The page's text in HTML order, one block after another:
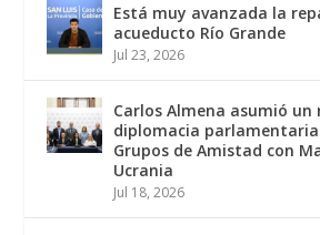
Está muy avanzada la
acueducto Río Grande
Jul 23, 2026
Carlos Almena asumió un
diplomacia
Grupos de Amistad con
Ucrania
Jul 18, 2026